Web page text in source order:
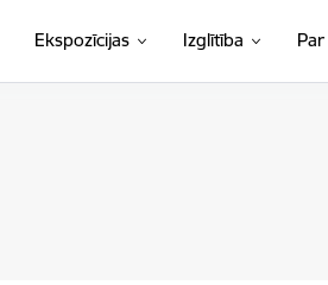
Ekspozīcijas Izglītība